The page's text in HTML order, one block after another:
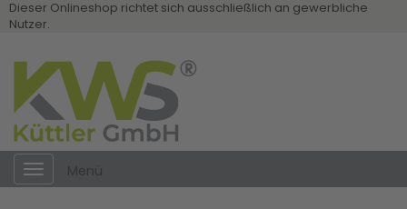
Dieser Onlineshop richtet sich ausschließlich an gewerbliche
Nutzer.
Toggle
navigation
Menü